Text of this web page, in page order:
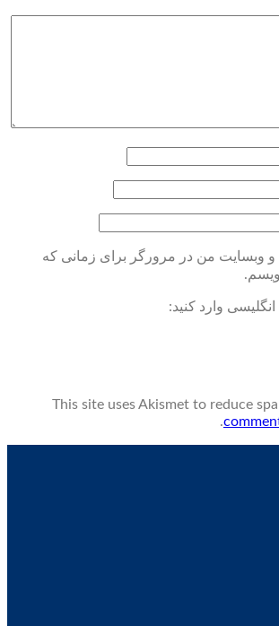
و وبسایت من در مرورگر برای زمانی که
وارد کنید:
This site uses Akismet to reduce
.